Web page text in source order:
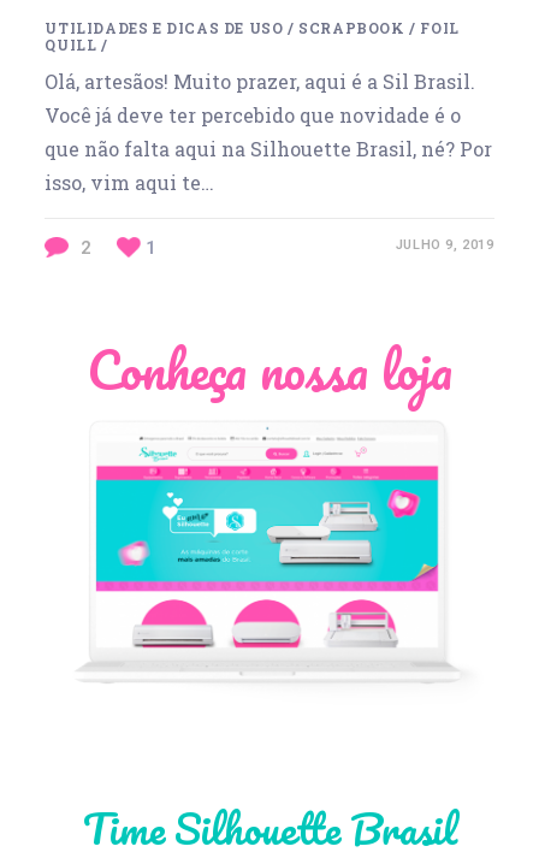
UTILIDADES E DICAS DE USO / SCRAPBOOK / FOIL
QUILL /
Olá, artesãos! Muito prazer, aqui é a Sil Brasil.
Você já deve ter percebido que novidade é o
que não falta aqui na Silhouette Brasil, né? Por
isso, vim aqui te…
2 1 JULHO 9, 2019
Conheça nossa loja
Time Silhouette Brasil
Léia Pastori
Thiara Ney